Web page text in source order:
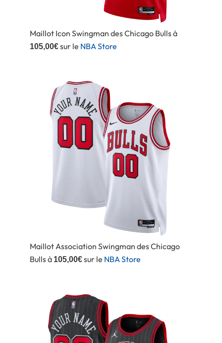
Maillot Icon Swingman des Chicago Bulls à
105,00€sur le NBA Store
Maillot Association Swingman des Chicago
Bulls à 105,00€sur le NBA Store